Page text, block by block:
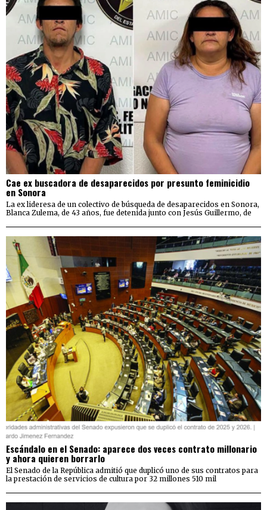
Cae ex buscadora de desaparecidos por presunto feminicidio
en Sonora
La ex lideresa de un colectivo de búsqueda de desaparecidos en Sonora,
Blanca Zulema, de 43 años, fue detenida junto con Jesús Guillermo, de
Escándalo en el Senado: aparece dos veces contrato millonario
y ahora quieren borrarlo
El Senado de la República admitió que duplicó uno de sus contratos para
la prestación de servicios de cultura por 32 millones 510 mil